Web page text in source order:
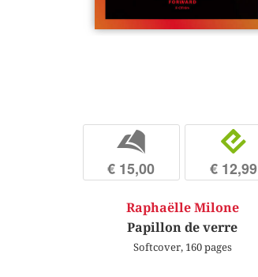
b
€ 15,00
e
€ 12,99
Raphaëlle Milone
Papillon de verre
Softcover, 160 pages